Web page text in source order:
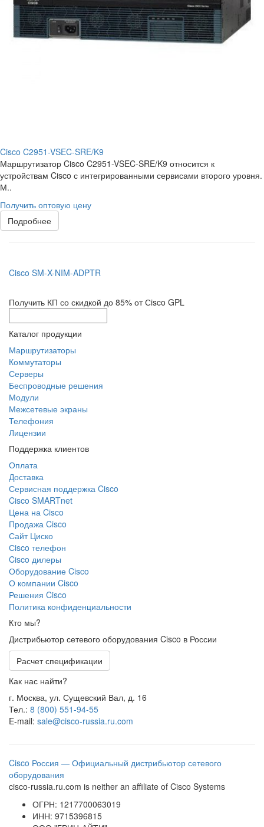
Cisco C2951-VSEC-SRE/K9
Маршрутизатор Cisco C2951-VSEC-SRE/K9 относится к
устройствам Cisco с интегрированными сервисами второго уровня.
М..
Получить оптовую цену
Подробнее
Cisco SM-X-NIM-ADPTR
Получить КП со скидкой до 85% от Сisco GPL
Каталог продукции
Маршрутизаторы
Коммутаторы
Серверы
Беспроводные решения
Модули
Межсетевые экраны
Телефония
Лицензии
Поддержка клиентов
Оплата
Доставка
Сервисная поддержка Cisco
Cisco SMARTnet
Цена на Cisco
Продажа Cisco
Сайт Циско
Сisco телефон
Cisco дилеры
Оборудование Cisco
О компании Cisco
Решения Cisco
Политика конфиденциальности
Кто мы?
Дистрибьютор сетевого оборудования Cisco в России
Расчет спецификации
Как нас найти?
г. Москва, ул. Сущевский Вал, д. 16
Тел.: 8 (800) 551-94-55
E-mail: sale@cisco-russia.ru.com
Cisco Россия — Официальный дистрибьютор сетевого
оборудования
cisco-russia.ru.com is neither an affiliate of Cisco Systems
ОГРН: 1217700063019
ИНН: 9715396815